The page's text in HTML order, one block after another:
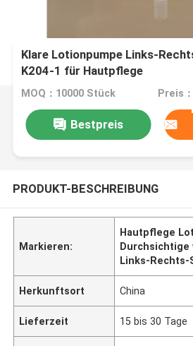
Klare Lotionpumpe Links-
K204-1 für Hautpflege
MOQ：10000 Stück
Bestpreis
PRODUKT-BESCHREIBUNG
Markieren:
Hautpflege
Durchsichtige
Links-
Herkunftsort China
Lieferzeit 15 bis 30 Tage